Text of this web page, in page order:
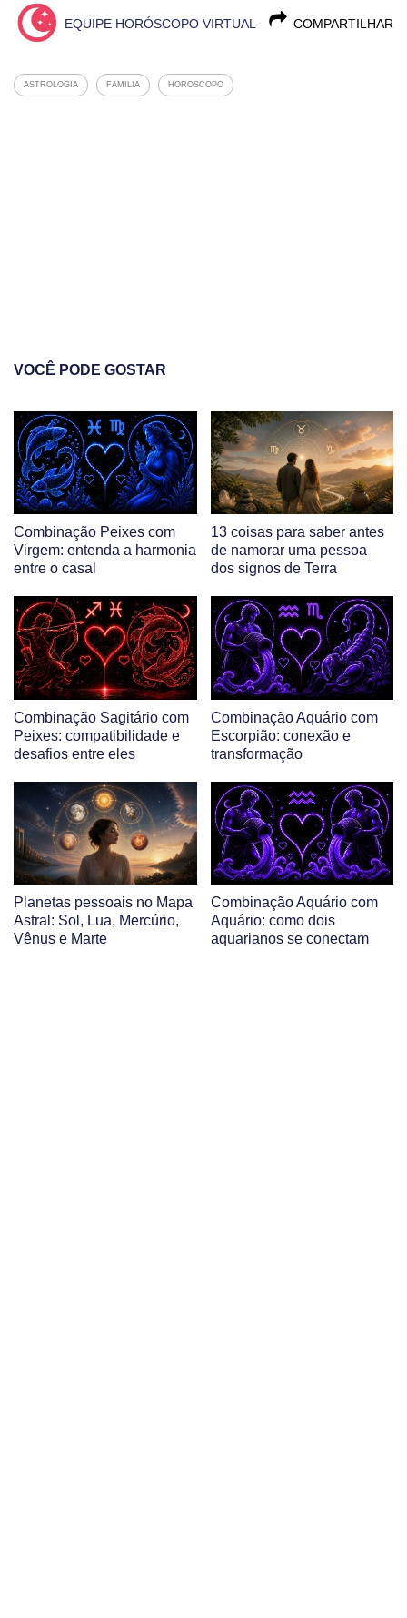
COMPARTILHAR
EQUIPE HORÓSCOPO VIRTUAL
ASTROLOGIA FAMILIA HOROSCOPO
VOCÊ PODE GOSTAR
Combinação Peixes com
Virgem: entenda a harmonia
entre o casal
13 coisas para saber antes
de namorar uma pessoa
dos signos de Terra
Combinação Sagitário com
Peixes: compatibilidade e
desafios entre eles
Combinação Aquário com
Escorpião: conexão e
transformação
Planetas pessoais no Mapa
Astral: Sol, Lua, Mercúrio,
Vênus e Marte
Combinação Aquário com
Aquário: como dois
aquarianos se conectam